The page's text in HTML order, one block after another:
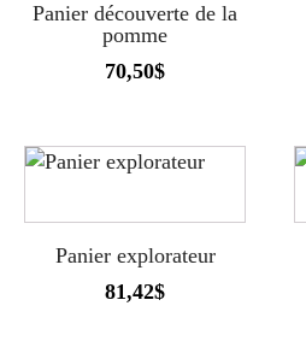
Panier découverte de la
pomme
70,50$
Panier explorateur
81,42$